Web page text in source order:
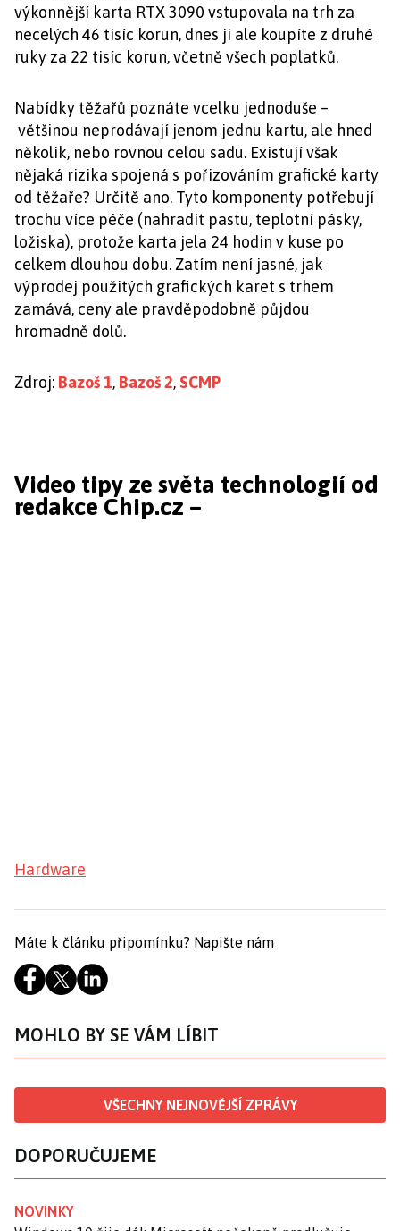
výkonnější karta RTX 3090 vstupovala na trh za
necelých 46 tisíc korun, dnes ji ale koupíte z druhé
ruky za 22 tisíc korun, včetně všech poplatků.
Nabídky těžařů poznáte vcelku jednoduše –
většinou neprodávají jenom jednu kartu, ale hned
několik, nebo rovnou celou sadu. Existují však
nějaká rizika spojená s pořizováním grafické karty
od těžaře? Určitě ano. Tyto komponenty potřebují
trochu více péče (nahradit pastu, teplotní pásky,
ložiska), protože karta jela 24 hodin v kuse po
celkem dlouhou dobu. Zatím není jasné, jak
výprodej použitých grafických karet s trhem
zamává, ceny ale pravděpodobně půjdou
hromadně dolů.
Zdroj: Bazoš 1, Bazoš 2, SCMP
Video tipy ze světa technologií od
redakce Chip.cz –
Hardware
Máte k článku připomínku? Napište nám
MOHLO BY SE VÁM LÍBIT
VŠECHNY NEJNOVĚJŠÍ ZPRÁVY
DOPORUČUJEME
NOVINKY